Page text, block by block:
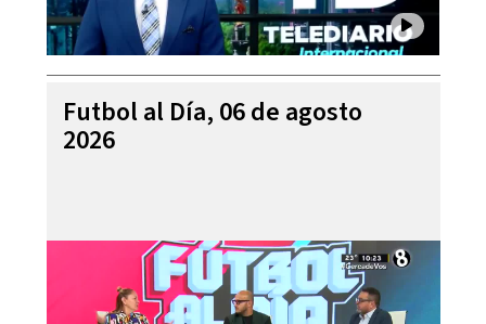
Futbol al Día, 06 de agosto
2026